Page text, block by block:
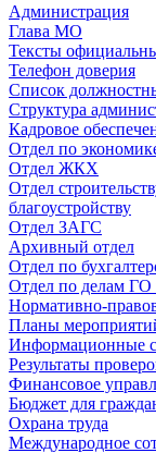
Администрация
Глава МО
Тексты
Телефон доверия
Список
Структура
Кадровое
Отдел по
Отдел ЖКХ
Отдел
благоустройству
Отдел ЗАГС
Архивный отдел
Отдел по
Отдел по делам
Нормативно-
Планы
Информационные
Результаты
Финансовое
Бюджет для
Охрана труда
Международное